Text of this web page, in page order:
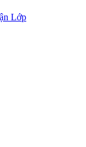
Lớp